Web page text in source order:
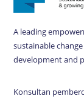
A leading
sustainable
development and
Konsultan